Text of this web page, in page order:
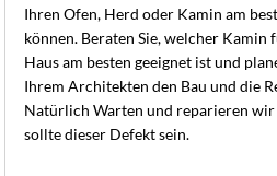
Ihren Ofen, Herd oder Kamin am
können. Beraten Sie, welcher Kamin
Haus am besten geeignet ist und
Ihrem Architekten den Bau und die
Natürlich Warten und reparieren
sollte dieser Defekt sein.